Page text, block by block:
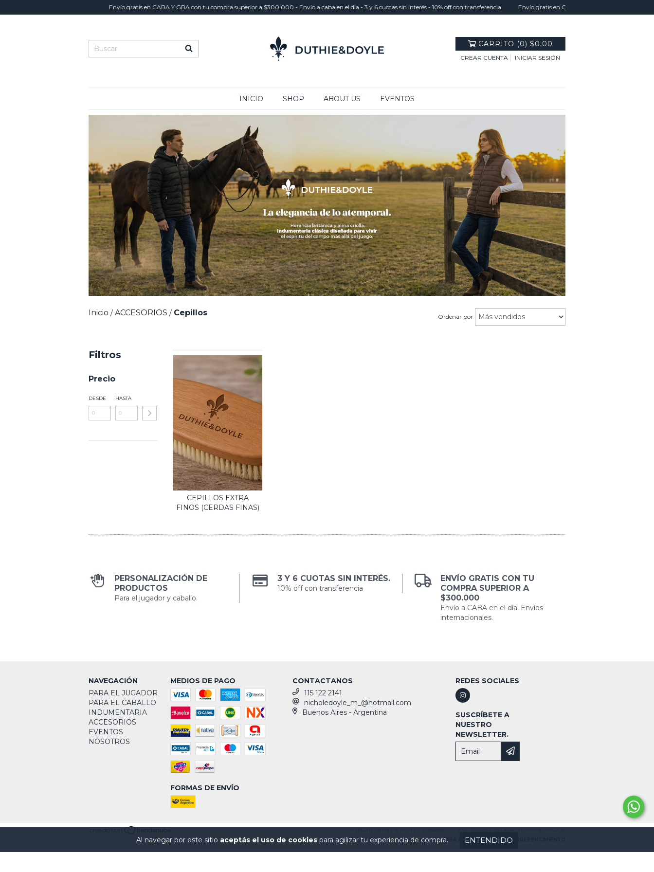
Al navegar por este sitio aceptás el uso de cookies para agilizar tu experiencia de compra. ENTENDIDO
Envío gratis en CABA Y GBA con tu compra superior a $300.000 - Envío a caba en el dia - 3 y 6 cuotas sin interés - 10% off con transferencia Envío gratis en CABA Y GBA con tu compra superior
CARRITO (0) $0,00
CREAR CUENTA INICIAR SESIÓN
INICIO SHOP ABOUT US EVENTOS
Inicio / ACCESORIOS / Cepillos Ordenar por
Filtros
Precio
DESDE HASTA
CEPILLOS EXTRA
FINOS (CERDAS FINAS)
PERSONALIZACIÓN DE
PRODUCTOS
Para el jugador y caballo.
3 Y 6 CUOTAS SIN INTERÉS.
10% off con transferencia
ENVÍO GRATIS CON TU
COMPRA SUPERIOR A
$300.000
Envío a CABA en el día. Envíos
internacionales.
NAVEGACIÓN
PARA EL JUGADOR
PARA EL CABALLO
INDUMENTARIA
ACCESORIOS
EVENTOS
NOSOTROS
MEDIOS DE PAGO
FORMAS DE ENVÍO
CONTACTANOS
115 122 2141
nicholedoyle_m_@hotmail.com
Buenos Aires - Argentina
REDES SOCIALES
SUSCRÍBETE A
NUESTRO
NEWSLETTER.
DEFENSA DE LAS Y LOS CONSUMIDORES. PARA RECLAMOS INGRESÁ ACÁ. / BOTÓN DE ARREPENTIMIENTO